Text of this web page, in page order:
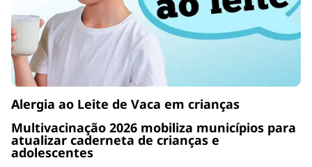
Alergia ao Leite de Vaca em crianças
Multivacinação 2026 mobiliza municípios para
atualizar caderneta de crianças e
adolescentes